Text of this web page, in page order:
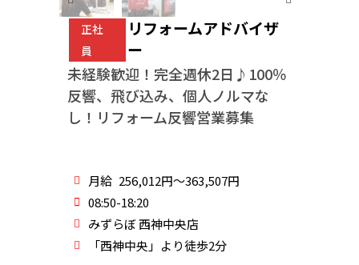
正社
員
リフォームアドバイザ
ー
未経験歓迎！完全週休2日♪100％
反響、飛び込み、個人ノルマな
し！リフォーム反響営業募集
月給 256,012円～363,507円
08:50-18:20
みずらぼ 西神中央店
「西神中央」より徒歩2分